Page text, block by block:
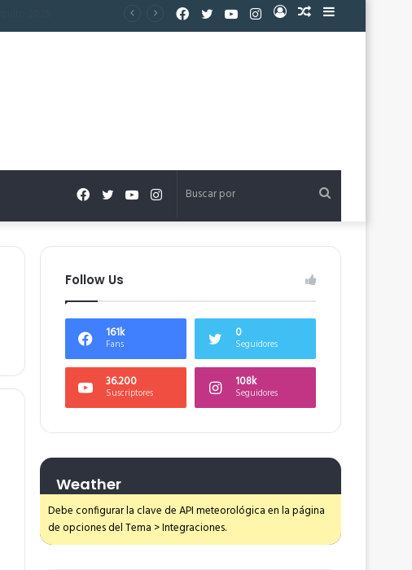
Barra
Publicación
Acceso
Instagram
YouTube
Twitter
Facebook
Buscar
por
Instagram
YouTube
Twitter
Facebook
Follow Us
161k
Fans
0
Seguidores
36.200
Suscriptores
108k
Seguidores
Weather
Debe configurar la clave de API meteorológica en la página
de opciones del Tema > Integraciones.